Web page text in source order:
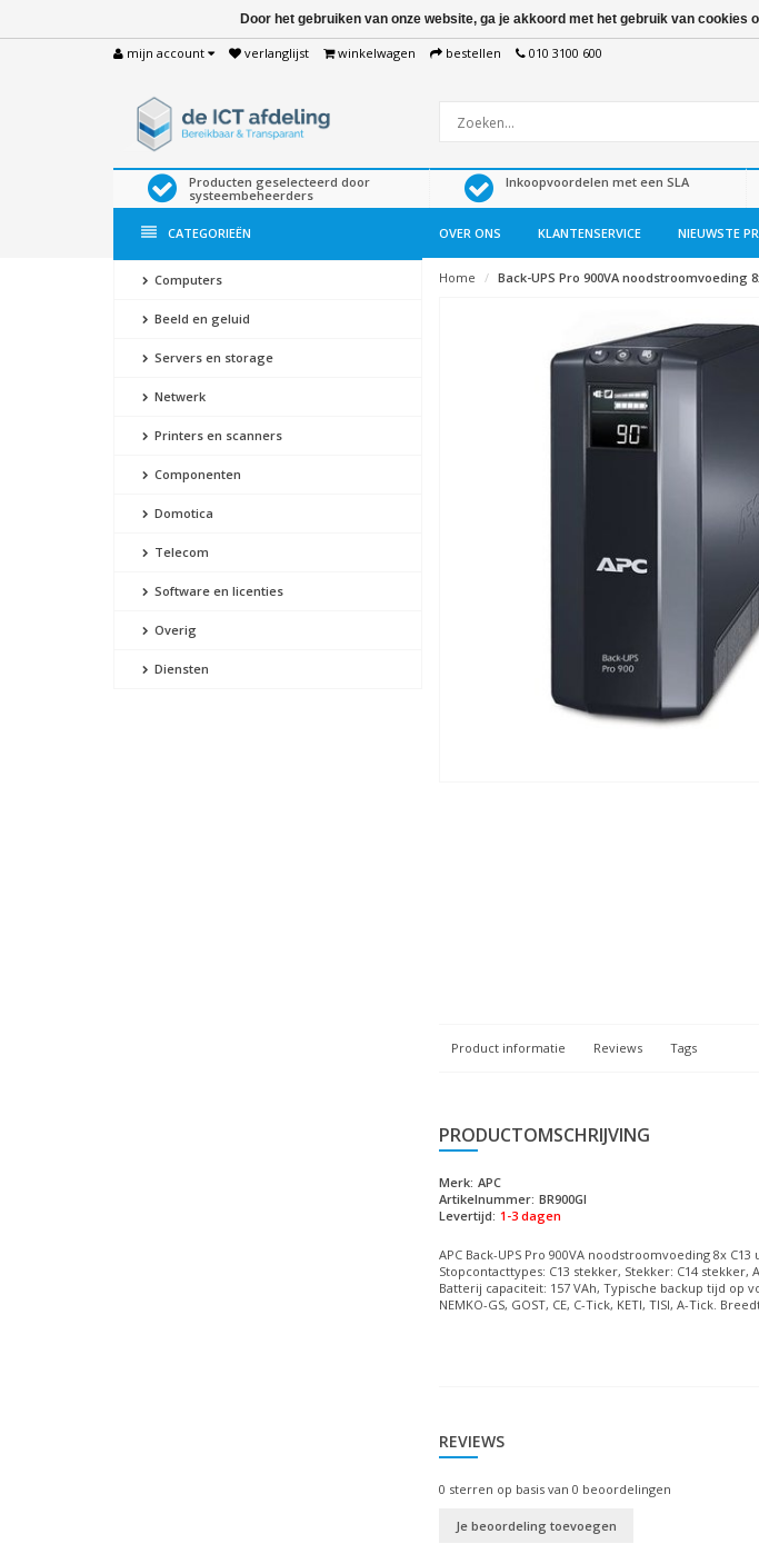
mijn account verlanglijst winkelwagen bestellen 010 3100 600
Producten geselecteerd door
systeembeheerders
Inkoopvoordelen met een SLA
CATEGORIEËN OVER ONS KLANTENSERVICE NIEUWSTE
Computers
Beeld en geluid
Servers en storage
Netwerk
Printers en scanners
Componenten
Domotica
Telecom
Software en licenties
Overig
Diensten
Home Back-UPS Pro 900VA noodstroomvoeding
Product informatie Reviews Tags
PRODUCTOMSCHRIJVING
Merk: APC
Artikelnummer: BR900GI
Levertijd: 1-3 dagen
APC Back-UPS Pro 900VA noodstroomvoeding 8x
Stopcontacttypes: C13 stekker, Stekker: C14 stekker,
Batterij capaciteit: 157 VAh, Typische backup tijd op
NEMKO-GS, GOST, CE, C-Tick, KETI, TISI, A-Tick.
REVIEWS
0 sterren op basis van 0 beoordelingen
Je beoordeling toevoegen
Door het gebruiken van onze website, ga je akkoord met het gebruik van cookies